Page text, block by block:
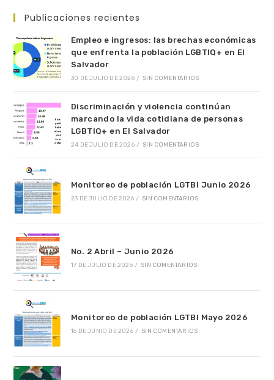
Publicaciones recientes
Empleo e ingresos: las brechas económicas
que enfrenta la población LGBTIQ+ en El
Salvador
30 DE JULIO DE 2026 / SIN COMENTARIOS
Discriminación y violencia continúan
marcando la vida cotidiana de personas
LGBTIQ+ en El Salvador
24 DE JULIO DE 2026 / SIN COMENTARIOS
Monitoreo de población LGTBI Junio 2026
23 DE JULIO DE 2026 / SIN COMENTARIOS
No. 2 Abril – Junio 2026
17 DE JULIO DE 2026 / SIN COMENTARIOS
Monitoreo de población LGTBI Mayo 2026
16 DE JUNIO DE 2026 / SIN COMENTARIOS